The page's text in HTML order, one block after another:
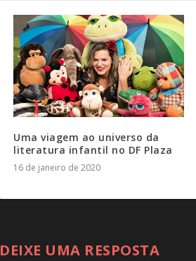
Uma viagem ao universo da
literatura infantil no DF Plaza
16 de janeiro de 2020
DEIXE UMA RESPOSTA